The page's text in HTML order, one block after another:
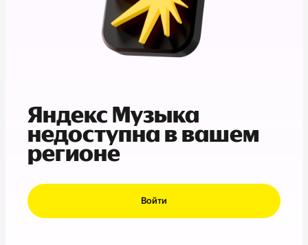
Яндекс Музыка
недоступна в вашем
регионе
Войти